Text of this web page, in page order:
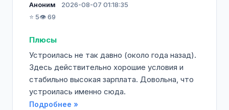
Аноним
2026-08-07 01:18:35
⭐ 5👁️ 69
Плюсы
Устроилась не так давно (около года назад).
Здесь действительно хорошие условия и
стабильно высокая зарплата. Довольна, что
устроилась именно сюда.
Подробнее »